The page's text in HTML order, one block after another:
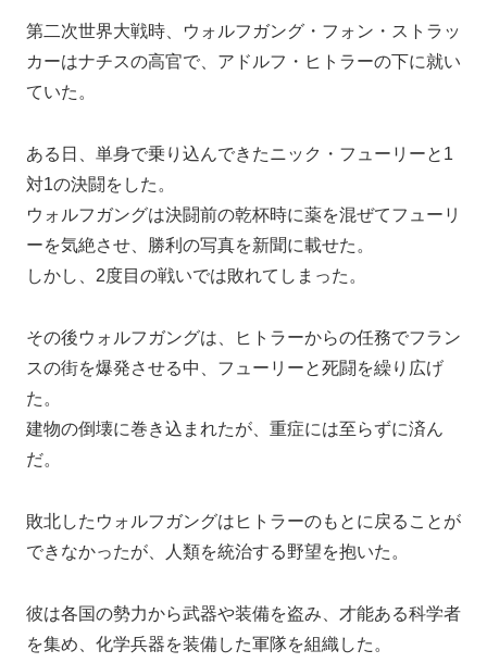
第二次世界大戦時、ウォルフガング・フォン・ストラッ
カーはナチスの高官で、アドルフ・ヒトラーの下に就い
ていた。
ある日、単身で乗り込んできたニック・フューリーと1
対1の決闘をした。
ウォルフガングは決闘前の乾杯時に薬を混ぜてフューリ
ーを気絶させ、勝利の写真を新聞に載せた。
しかし、2度目の戦いでは敗れてしまった。
その後ウォルフガングは、ヒトラーからの任務でフラン
スの街を爆発させる中、フューリーと死闘を繰り広げ
た。
建物の倒壊に巻き込まれたが、重症には至らずに済ん
だ。
敗北したウォルフガングはヒトラーのもとに戻ることが
できなかったが、人類を統治する野望を抱いた。
彼は各国の勢力から武器や装備を盗み、才能ある科学者
を集め、化学兵器を装備した軍隊を組織した。